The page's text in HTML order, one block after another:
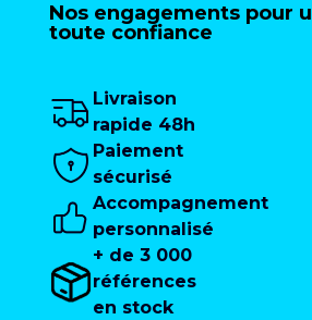
Nos engagements pour
toute confiance
Livraison
rapide 48h
Paiement
sécurisé
Accompagnement
personnalisé
+ de 3 000
références
en stock